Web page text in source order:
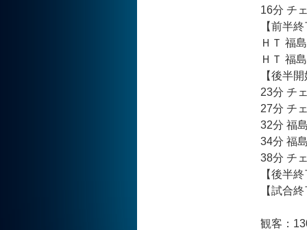
16分 チ
【前半
ＨＴ 福
ＨＴ 福
【後半
23分 チ
27分 チ
32分 福
34分 福
38分 チ
【後半
【試合
観客：